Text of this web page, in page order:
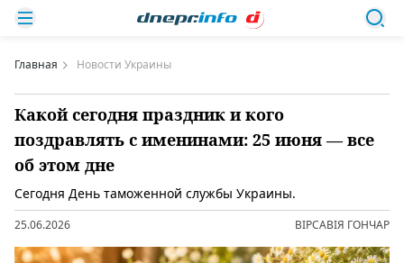
Главная Новости Украины
Какой сегодня праздник и кого
поздравлять с именинами: 25 июня — все
об этом дне
Сегодня День таможенной службы Украины.
25.06.2026 ВІРСАВІЯ ГОНЧАР